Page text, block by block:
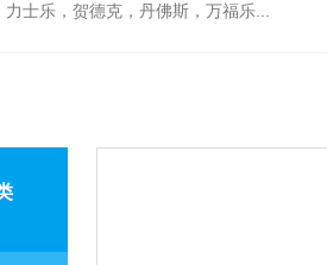
士乐，贺德克，丹佛斯，万福乐...